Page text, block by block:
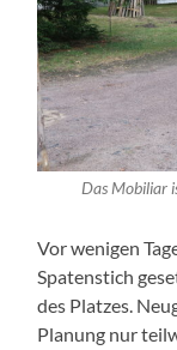
Das Mobiliar
Vor wenigen
Spatenstich
des Platzes.
Planung nur